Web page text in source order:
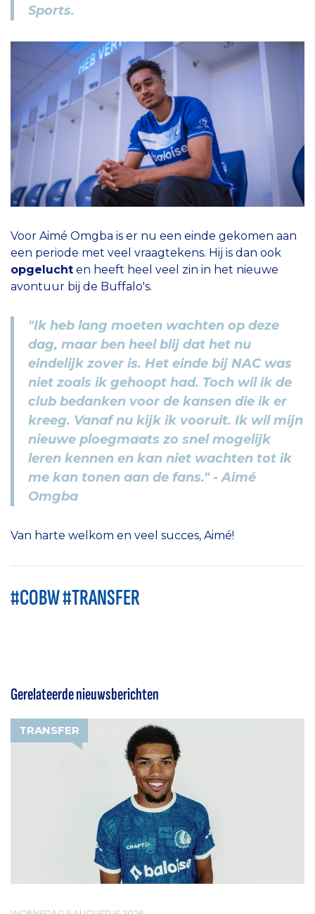
Sports.
Voor Aimé Omgba is er nu een einde gekomen aan
een periode met veel vraagtekens. Hij is dan ook
opgelucht en heeft heel veel zin in het nieuwe
avontuur bij de Buffalo's.
"Ik heb lang moeten wachten op deze
dag, maar ben heel blij dat het nu
eindelijk zover is. Het einde bij NAC was
niet zoals ik gehoopt had. Toch wil ik de
club bedanken voor de kansen die ik er
kreeg. Vanaf nu kijk ik vooruit. Ik wil mijn
nieuwe ploegmaats zo snel mogelijk
leren kennen en kan niet wachten tot ik
me kan tonen aan de fans." - Aimé
Omgba
Van harte welkom en veel succes, Aimé!
#COBW #TRANSFER
Gerelateerde nieuwsberichten
TRANSFER